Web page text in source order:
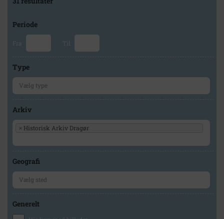
Periode
Fra Til
Type
Arkiv
× Historisk Arkiv Dragør
Geografi
Generelt